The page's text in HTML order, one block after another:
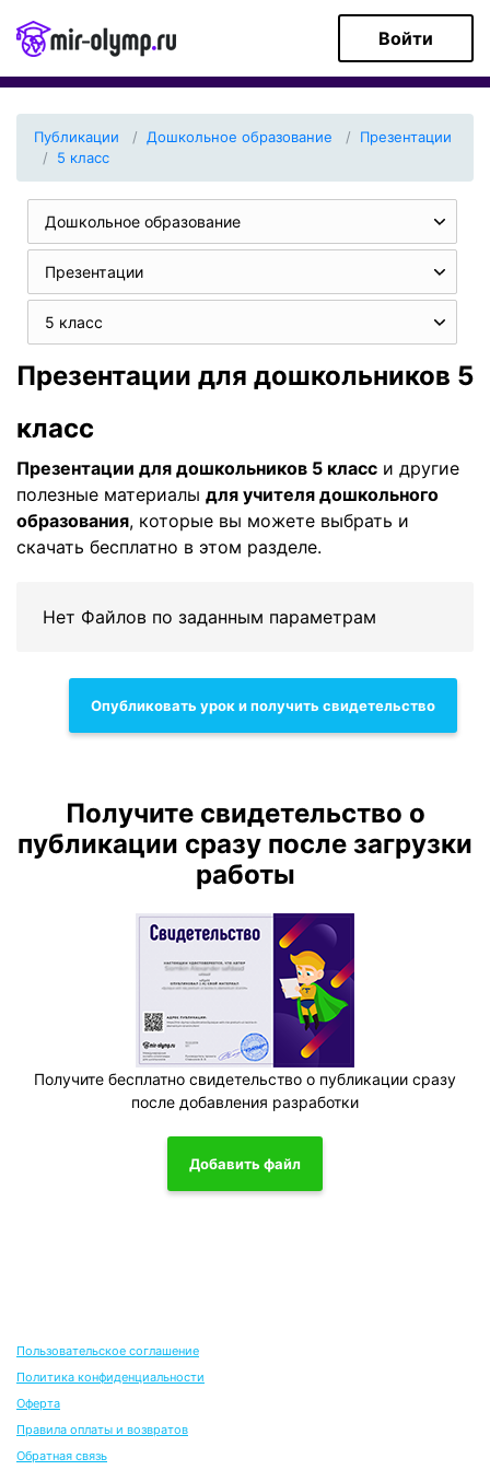
Войти
Публикации Дошкольное образование
Презентации
5 класс
Дошкольное образование
Презентации
5 класс
Презентации для дошкольников 5
класс
Презентации для дошкольников 5 класс и другие
полезные материалы для учителя дошкольного
образования, которые вы можете выбрать и
скачать бесплатно в этом разделе.
Нет Файлов по заданным параметрам
Опубликовать урок и получить свидетельство
Получите свидетельство о
публикации сразу после загрузки
работы
Получите бесплатно свидетельство о публикации сразу
после добавления разработки
Добавить файл
Пользовательское соглашение
Политика конфиденциальности
Оферта
Правила оплаты и возвратов
Обратная связь